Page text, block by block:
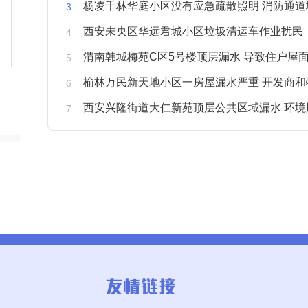
杨凌千林华庭小区没有应急疏散照明 消防通
西安未央区华远君城小区垃圾清运车作业扰民
渭南韩城梅苑C区5号楼顶层漏水 导致住户屋面被
榆林万民新天地小区一房屋漏水严重 开发商和物业不予
西安兴隆街道大仁新苑顶层公共区域漏水 环